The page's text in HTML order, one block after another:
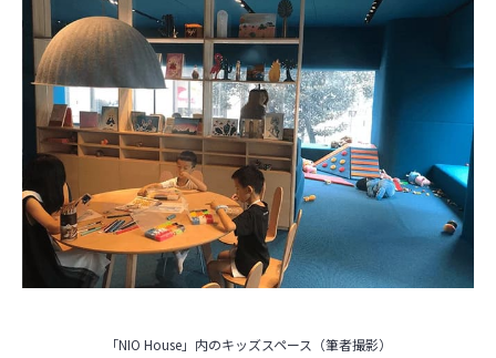
「NIO House」内のキッズスペース（筆者撮影）